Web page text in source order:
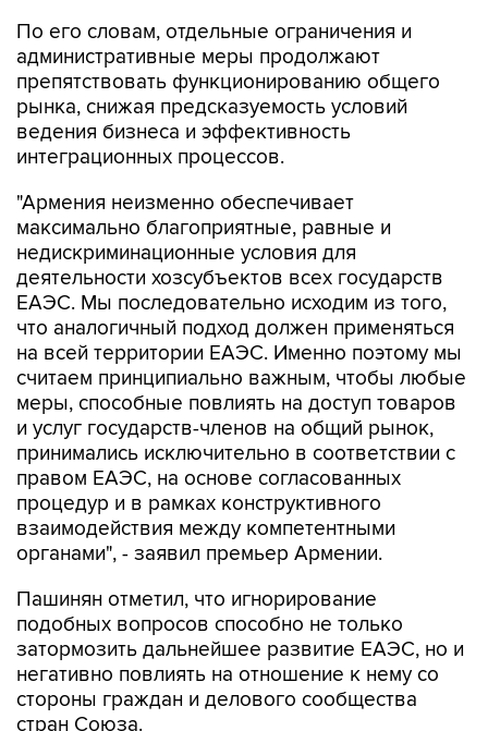
По его словам, отдельные ограничения и
административные меры продолжают
препятствовать функционированию общего
рынка, снижая предсказуемость условий
ведения бизнеса и эффективность
интеграционных процессов.
"Армения неизменно обеспечивает
максимально благоприятные, равные и
недискриминационные условия для
деятельности хозсубъектов всех государств
ЕАЭС. Мы последовательно исходим из того,
что аналогичный подход должен применяться
на всей территории ЕАЭС. Именно поэтому мы
считаем принципиально важным, чтобы любые
меры, способные повлиять на доступ товаров
и услуг государств-членов на общий рынок,
принимались исключительно в соответствии с
правом ЕАЭС, на основе согласованных
процедур и в рамках конструктивного
взаимодействия между компетентными
органами", - заявил премьер Армении.
Пашинян отметил, что игнорирование
подобных вопросов способно не только
затормозить дальнейшее развитие ЕАЭС, но и
негативно повлиять на отношение к нему со
стороны граждан и делового сообщества
стран Союза.